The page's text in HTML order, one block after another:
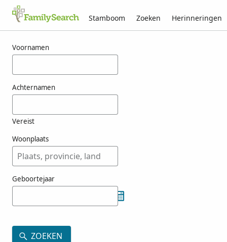
Stamboom Zoeken Herinneringen
Voornamen
Achternamen
Vereist
Woonplaats
Geboortejaar
ZOEKEN